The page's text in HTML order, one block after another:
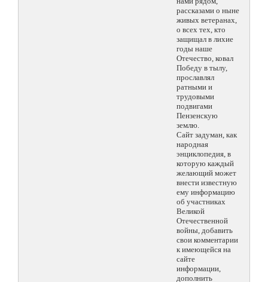
рассказами о ныне
живых ветеранах,
о всех тех, кто
защищал в лихие
годы наше
Отечество, ковал
Победу в тылу,
прославлял
ратными и
трудовыми
подвигами
Пензенскую
землю.
Сайт задуман, как
народная
энциклопедия, в
которую каждый
желающий может
внести известную
ему информацию
об участниках
Великой
Отечественной
войны, добавить
свои комментарии
к имеющейся на
сайте
информации,
дополнить